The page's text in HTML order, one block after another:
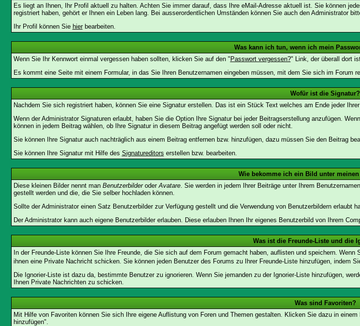
Es liegt an Ihnen, Ihr Profil aktuell zu halten. Achten Sie immer darauf, dass Ihre eMail-Adresse aktuell ist. Sie können
registriert haben, gehört er Ihnen ein Leben lang. Bei ausserordentlichen Umständen können Sie auch den Administrator
Ihr Profil können Sie hierbearbeiten.
Was kann ich tun, wenn ich mein
Wenn Sie Ihr Kennwort einmal vergessen haben sollten, klicken Sie auf den " Passwort vergessen?" Link, der überall dort
Es kommt eine Seite mit einem Formular, in das Sie Ihren Benutzernamen eingeben müssen, mit dem Sie sich im Forum
Wofür ist die Signatur?
Nachdem Sie sich registriert haben, können Sie eine Signatur erstellen. Das ist ein Stück Text welches am Ende jeder
Wenn der Administrator Signaturen erlaubt, haben Sie die Option Ihre Signatur bei jeder Beitragserstellung anzufügen.
können in jedem Beitrag wählen, ob Ihre Signatur in diesem Beitrag angefügt werden soll oder nicht.
Sie können Ihre Signatur auch nachträglich aus einem Beitrag entfernen bzw. hinzufügen, dazu müssen Sie den Beitrag
Sie können Ihre Signatur mit Hilfe des Signatureditors erstellen bzw. bearbeiten.
Wie bekomme ich ein Bild unter
Diese kleinen Bilder nennt man BenutzerbilderoderAvatare. Sie werden in jedem Ihrer Beiträge unter Ihrem
gestellt werden und die, die Sie selber hochladen können.
Sollte der Administrator einen Satz Benutzerbilder zur Verfügung gestellt und die Verwendung von Benutzerbildern
Der Administrator kann auch eigene Benutzerbilder erlauben. Diese erlauben Ihnen Ihr eigenes Benutzerbild von Ihrem
Was ist die Freunde-Liste und die
In der Freunde-Liste können Sie Ihre Freunde, die Sie sich auf dem Forum gemacht haben, auflisten und speichern. Wenn
ihnen eine Private Nachricht schicken. Sie können jeden Benutzer des Forums zu Ihrer Freunde-Liste hinzufügen, indem
Die Ignorier-Liste ist dazu da, bestimmte Benutzer zu ignorieren. Wenn Sie jemanden zu der Ignorier-Liste hinzufügen,
Ihnen Private Nachrichten zu schicken.
Was sind Favoriten?
Mit Hilfe von Favoriten können Sie sich Ihre eigene Auflistung von Foren und Themen gestalten. Klicken Sie dazu in
hinzufügen".